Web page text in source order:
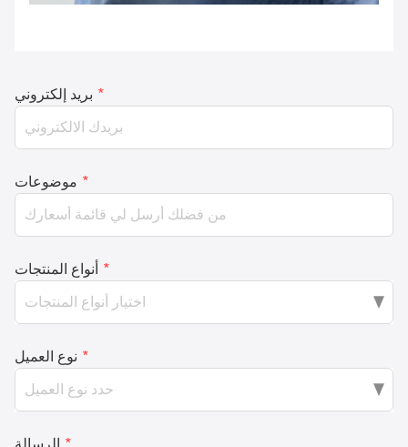
بريد إلكتروني *
موضوعات *
أنواع المنتجات *
نوع العميل *
الرسالة *